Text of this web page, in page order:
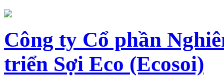
Công ty Cổ phần
triển Sợi Eco (Ecosoi)